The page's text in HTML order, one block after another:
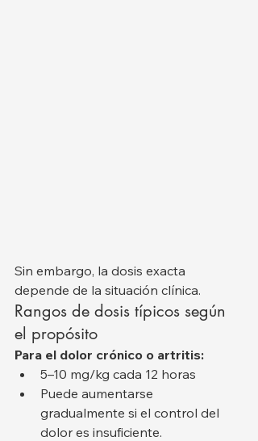
Sin embargo, la dosis exacta
depende de la situación clínica.
Rangos de dosis típicos según
el propósito
Para el dolor crónico o artritis:
5–10 mg/kg cada 12 horas
Puede aumentarse
gradualmente si el control del
dolor es insuficiente.